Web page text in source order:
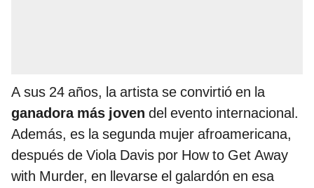
A sus 24 años, la artista se convirtió en la
ganadora más joven del evento internacional.
Además, es la segunda mujer afroamericana,
después de Viola Davis por How to Get Away
with Murder, en llevarse el galardón en esa